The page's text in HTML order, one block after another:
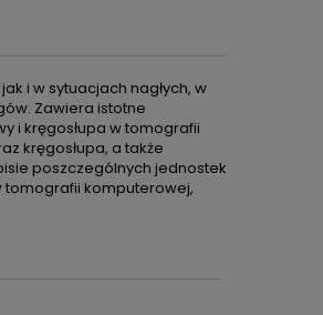
i w sytuacjach nagłych, w
Zawiera istotne
i kręgosłupa w tomografii
kręgosłupa, a także
poszczególnych jednostek
tomografii komputerowej,